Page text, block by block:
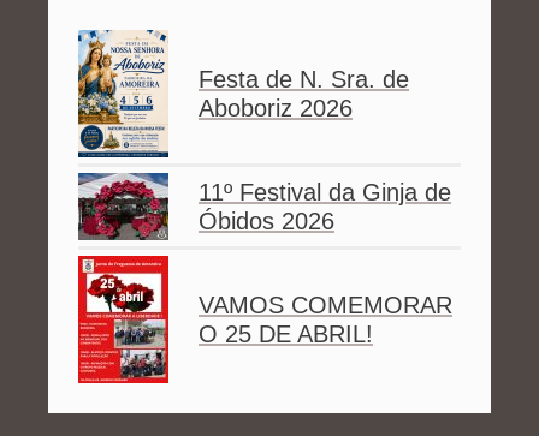
Festa de N. Sra. de
Aboboriz 2026
11º Festival da Ginja de
Óbidos 2026
VAMOS COMEMORAR
O 25 DE ABRIL!